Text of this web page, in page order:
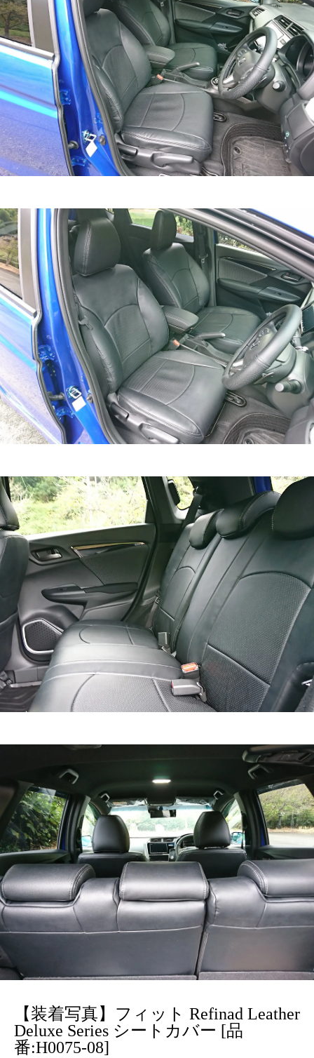
【装着写真】フィット Refinad Leather
Deluxe Series シートカバー [品
番:H0075-08]